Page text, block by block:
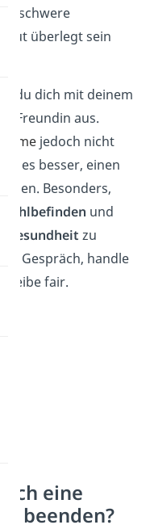
schwere
gut überlegt sein
du dich mit deinem
Freundin aus.
jedoch nicht
es besser, einen
Besonders,
Wohlbefinden und
Gesundheit zu
Gespräch, handle
fair.
ich eine
beenden?